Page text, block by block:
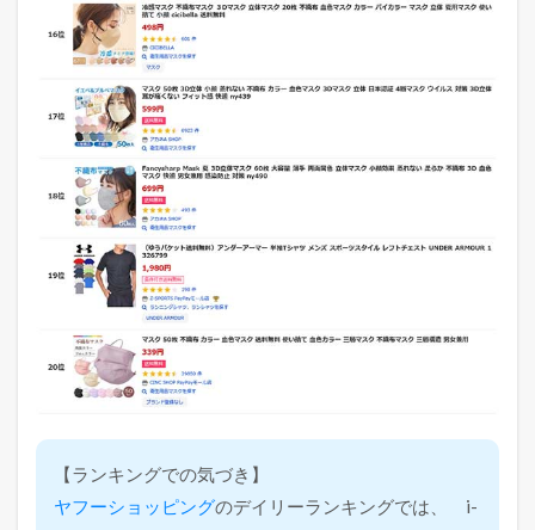
【ランキングでの気づき】
ヤフーショッピングのデイリーランキングでは、 i-